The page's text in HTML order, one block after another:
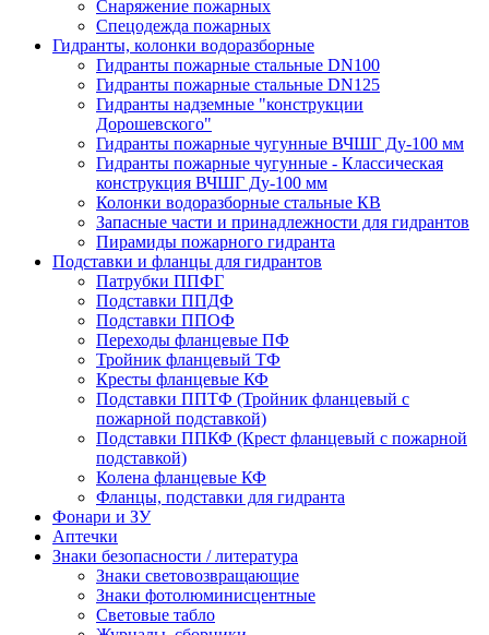
Снаряжение пожарных
Спецодежда пожарных
Гидранты, колонки водоразборные
Гидранты пожарные стальные DN100
Гидранты пожарные стальные DN125
Гидранты надземные "конструкции
Дорошевского"
Гидранты пожарные чугунные ВЧШГ Ду-100 мм
Гидранты пожарные чугунные - Классическая
конструкция ВЧШГ Ду-100 мм
Колонки водоразборные стальные КВ
Запасные части и принадлежности для гидрантов
Пирамиды пожарного гидранта
Подставки и фланцы для гидрантов
Патрубки ППФГ
Подставки ППДФ
Подставки ППОФ
Переходы фланцевые ПФ
Тройник фланцевый ТФ
Кресты фланцевые КФ
Подставки ППТФ (Тройник фланцевый с
пожарной подставкой)
Подставки ППКФ (Крест фланцевый с пожарной
подставкой)
Колена фланцевые КФ
Фланцы, подставки для гидранта
Фонари и ЗУ
Аптечки
Знаки безопасности / литература
Знаки световозвращающие
Знаки фотолюминисцентные
Световые табло